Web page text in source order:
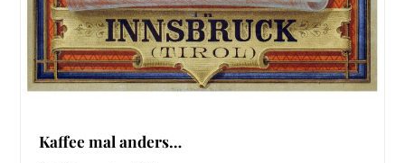
Kaffee mal anders…